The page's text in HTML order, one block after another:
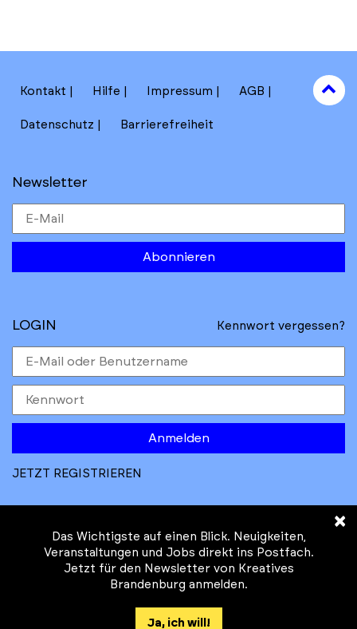
Kontakt Hilfe Impressum AGB
Datenschutz Barrierefreiheit
Newsletter
Abonnieren
to
top
LOGIN Kennwort vergessen?
Anmelden
JETZT REGISTRIEREN
© Kreatives Brandenburg im Auftrag des
×
Das Wichtigste auf einen Blick. Neuigkeiten,
Veranstaltungen und Jobs direkt ins Postfach.
Jetzt für den Newsletter von Kreatives
Brandenburg anmelden.
Ja, ich will!